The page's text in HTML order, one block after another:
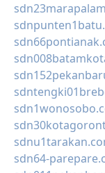
sdn64-